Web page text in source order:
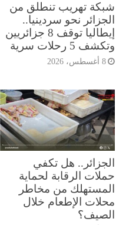
شبكة تهريب تنطلق من
الجزائر نحو سردينيا..
إيطاليا توقف 8 جزائريين
وتكشف 5 رحلات سرية
8 أغسطس، 2026
الجزائر.. هل تكفي
حملات الرقابة لحماية
المستهلك من مخاطر
محلات الإطعام خلال
الصيف؟